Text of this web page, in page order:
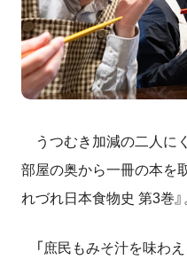
うつむき加減の二人に
部屋の奥から一冊の本を
れづれ日本食物史 第3巻』
「庶民もみそ汁を味わ